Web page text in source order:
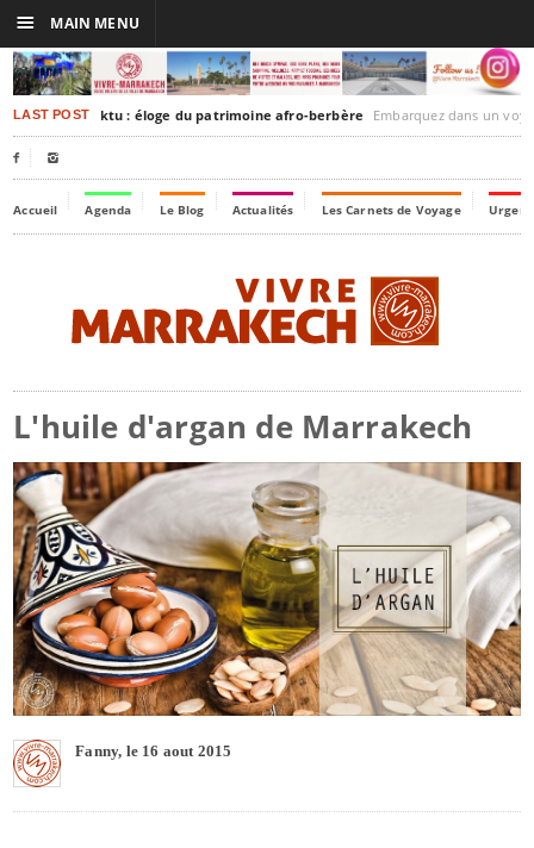
LAST POSTTimbuktu : éloge du patrimoine afro-berbère Embarquez dans un voyage culturel dans le
 
Accueil Agenda Le Blog Actualités Les Carnets de Voyage
L'huile d'argan de Marrakech
Fanny, le 16 aout 2015
☰ MAIN MENU